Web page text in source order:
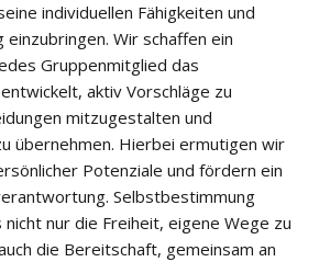
individuellen Fähigkeiten und
Wir schaffen ein
Gruppenmitglied das
aktiv Vorschläge zu
mitzugestalten und
übernehmen. Hierbei ermutigen wir
Potenziale und fördern ein
Selbstbestimmung
nur die Freiheit, eigene Wege zu
die Bereitschaft, gemeinsam an